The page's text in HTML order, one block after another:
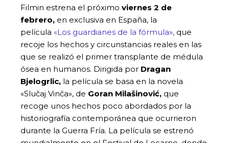
Filmin estrena el próximo viernes 2 de
febrero, en exclusiva en España, la
película «Los guardianes de la fórmula», que
recoje los hechos y circunstancias reales en las
que se realizó el primer transplante de médula
ósea en humanos. Dirigida por Dragan
Bjelogrlic, la película se basa en la novela
«Slučaj Vinča», de Goran Milašinović, que
recoge unos hechos poco abordados por la
historiografía contemporánea que ocurrieron
durante la Guerra Fría. La película se estrenó